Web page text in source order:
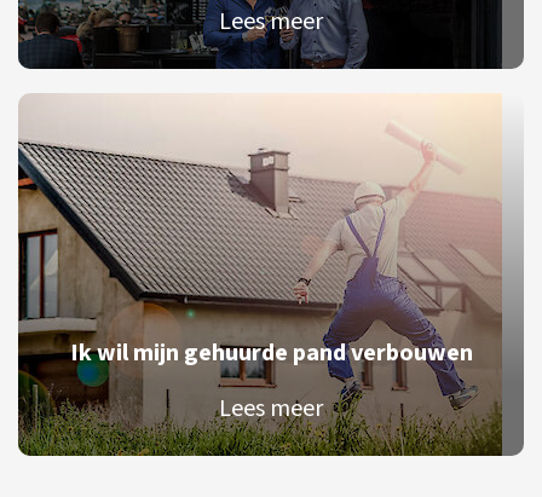
Lees meer
Ik wil mijn gehuurde pand verbouwen
Lees meer